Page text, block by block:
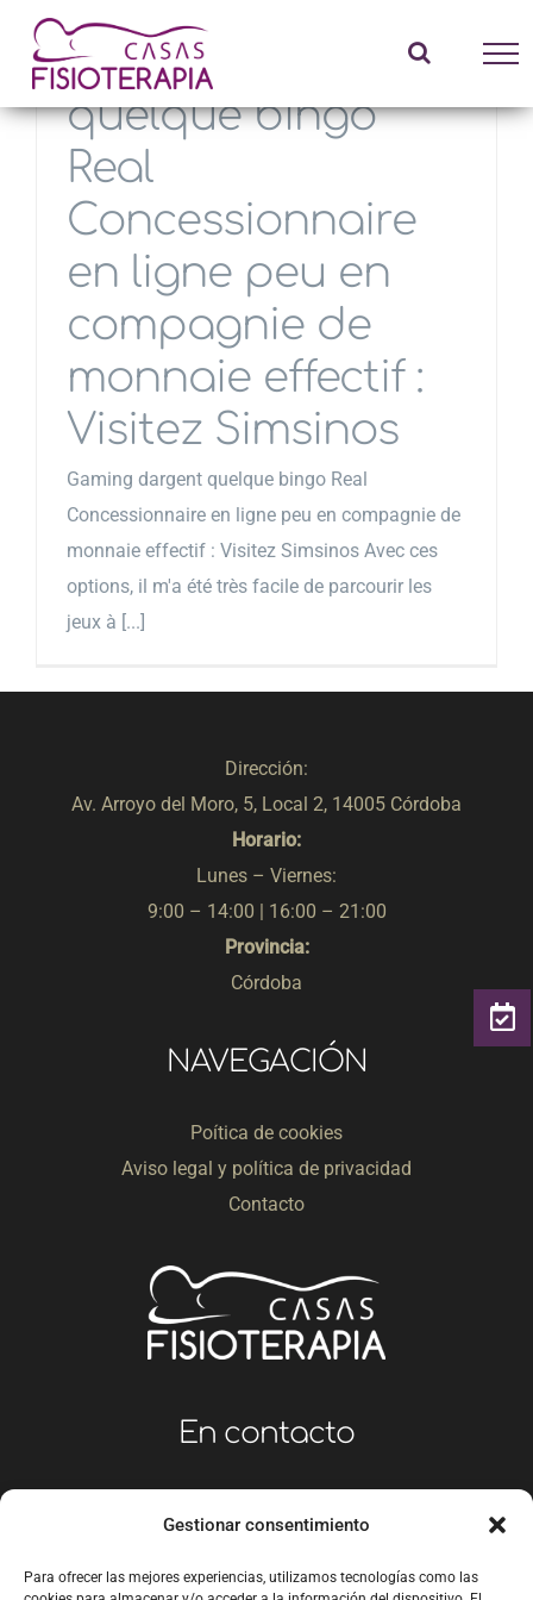
Gestionar consentimiento
Para ofrecer las mejores experiencias, utilizamos tecnologías como las
Saltar
contenido
Gaming dargent
quelque bingo
Real
Concessionnaire
en ligne peu en
compagnie de
monnaie effectif :
Visitez Simsinos
Gaming dargent quelque bingo Real
Concessionnaire en ligne peu en compagnie de
monnaie effectif : Visitez Simsinos Avec ces
options, il m'a été très facile de parcourir les
jeux à [...]
Dirección:
Av. Arroyo del Moro, 5, Local 2, 14005 Córdoba
Horario:
Lunes – Viernes:
9:00 – 14:00 | 16:00 – 21:00
Provincia:
Córdoba
NAVEGACIÓN
Poítica de cookies
Aviso legal y política de privacidad
Contacto
En contacto